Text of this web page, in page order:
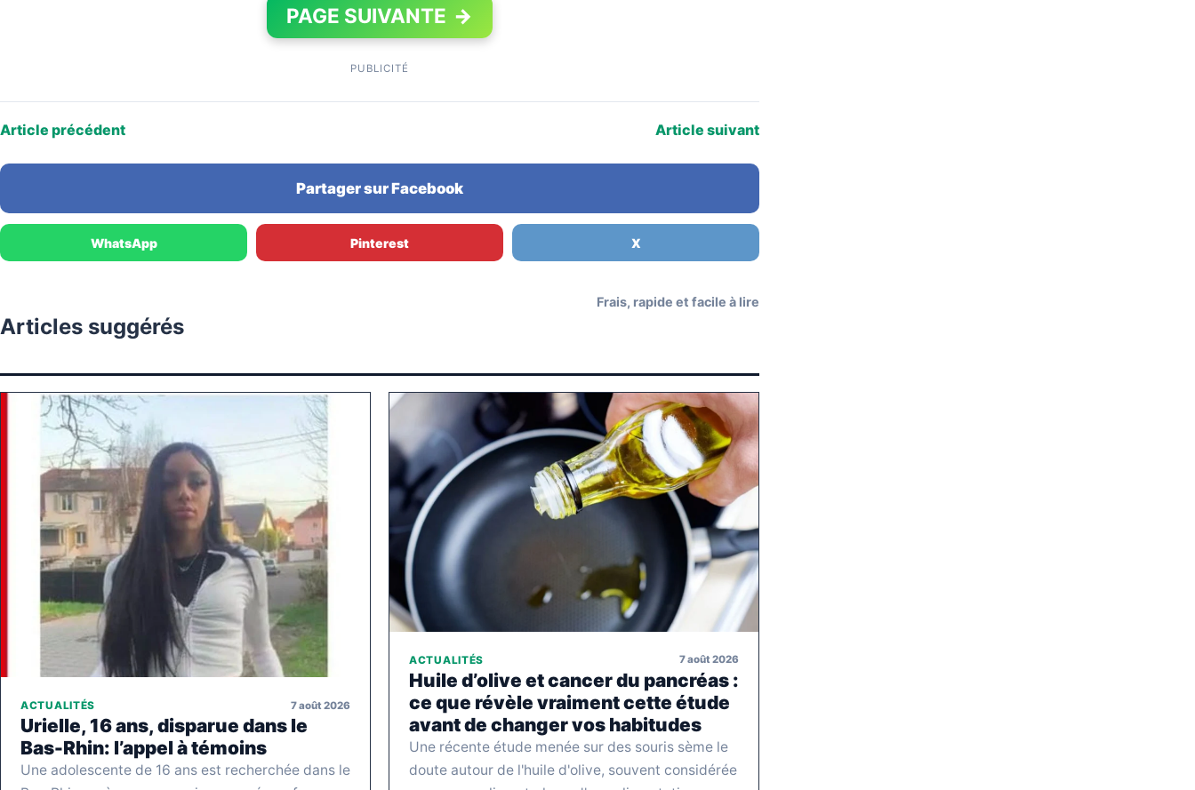
PAGE SUIVANTE →
PUBLICITÉ
Article précédent Article suivant
Partager sur Facebook
WhatsApp Pinterest X
Articles suggérés
Frais, rapide et facile à lire
ACTUALITÉS 7 août 2026
Urielle, 16 ans, disparue dans le
Bas-Rhin: l’appel à témoins
Une adolescente de 16 ans est recherchée dans le
ACTUALITÉS 7 août 2026
Huile d’olive et cancer du pancréas :
ce que révèle vraiment cette étude
avant de changer vos habitudes
Une récente étude menée sur des souris sème le
doute autour de l'huile d'olive, souvent considérée